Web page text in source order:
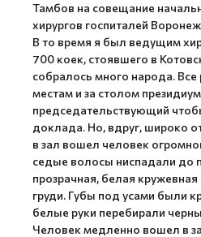
Тамбов на совещание
хирургов госпиталей
В то время я был ведущим
700 коек, стоявшего в
собралось много народа. Все
местам и за столом
председательствующий
доклада. Но, вдруг, широко
в зал вошел человек
седые волосы ниспадали до
прозрачная, белая
груди. Губы под усами были
белые руки перебирали
Человек медленно вошел в